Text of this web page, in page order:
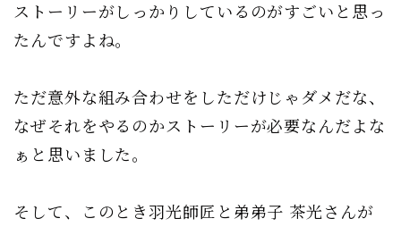
ストーリーがしっかりしているのがすごいと思っ
たんですよね。
ただ意外な組み合わせをしただけじゃダメだな、
なぜそれをやるのかストーリーが必要なんだよな
ぁと思いました。
そして、このとき羽光師匠と弟弟子 茶光さんが